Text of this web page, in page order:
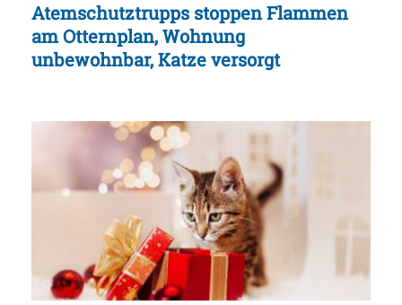
Atemschutztrupps stoppen Flammen
am Otternplan, Wohnung
unbewohnbar, Katze versorgt